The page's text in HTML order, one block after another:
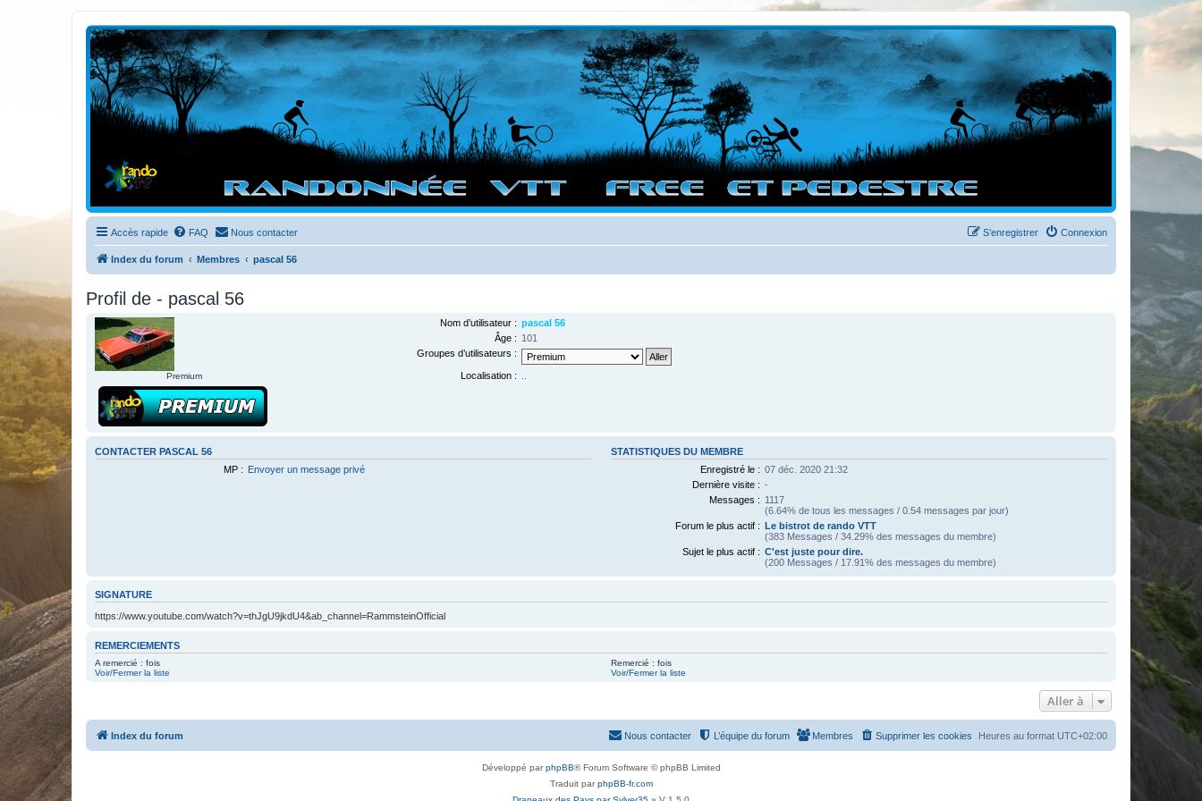
Randovttfree.fr
Bienvenue sur le site des randos vtt et pédestre de Bretagne . Bonne navigation sur le site et bonnes randos dans l'Ouest !
Accès rapide FAQ Nous contacter Connexion
S’enregistrer
Index du forum Membres pascal 56
Profil de - pascal 56
Premium
Nom d’utilisateur : pascal 56
Âge : 101
Groupes d’utilisateurs :
Localisation : ..
CONTACTER PASCAL 56
MP : Envoyer un message privé
STATISTIQUES DU MEMBRE
Enregistré le : 07 déc. 2020 21:32
Dernière visite : -
Messages : 1117
(6.64% de tous les messages / 0.54 messages par jour)
Forum le plus actif : Le bistrot de rando VTT
(383 Messages / 34.29% des messages du membre)
Sujet le plus actif : C'est juste pour dire.
(200 Messages / 17.91% des messages du membre)
SIGNATURE
https://www.youtube.com/watch?v=thJgU9jkdU4&ab_channel=RammsteinOfficial
REMERCIEMENTS
A remercié : fois
Voir/Fermer la liste
Remercié : fois
Voir/Fermer la liste
Aller à
Index du forum Heures au format UTC+02:00
Supprimer les cookies
Membres
L’équipe du forum
Nous contacter
Développé parphpBB® Forum Software © phpBB Limited
Traduit parphpBB-fr.com